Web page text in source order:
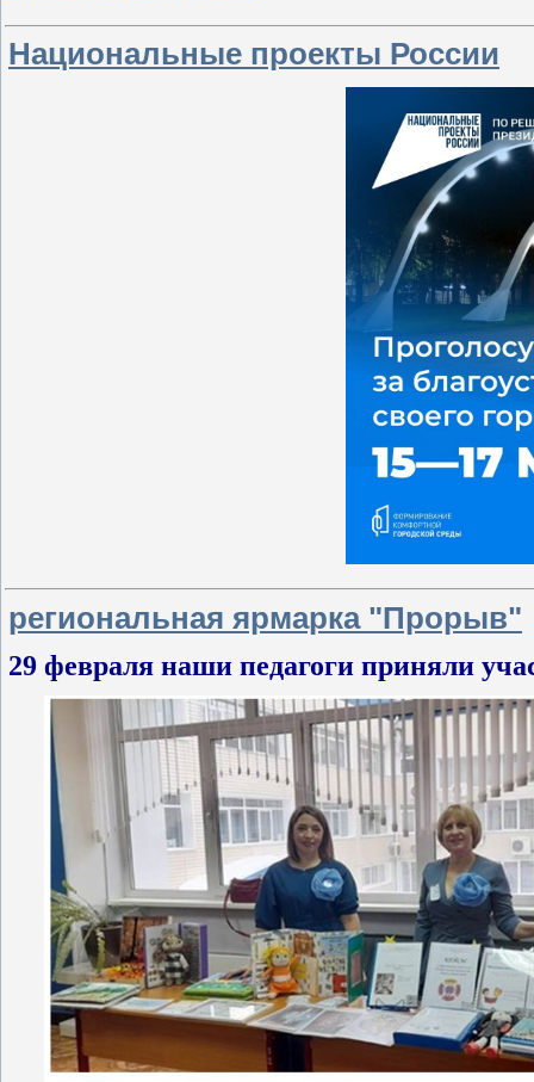
Национальные проекты России
региональная ярмарка "Прорыв"
29 февраля наши педагоги приняли